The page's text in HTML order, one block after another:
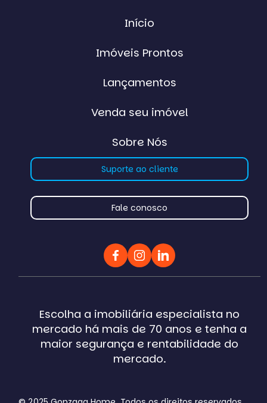
Início
Imóveis Prontos
Lançamentos
Venda seu imóvel
Sobre Nós
Suporte ao cliente
Fale conosco
Escolha a imobiliária especialista no
mercado há mais de 70 anos e tenha a
maior segurança e rentabilidade do
mercado.